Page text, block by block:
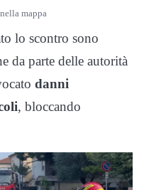
mappa
lo scontro sono
da parte delle autorità
danni
, bloccando